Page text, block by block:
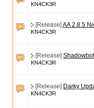
KN4CK3R
[Release] AA 2.8.5
KN4CK3R
[Release]
KN4CK3R
[Release] Darky
KN4CK3R